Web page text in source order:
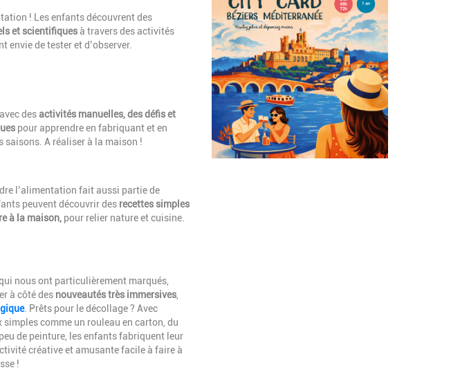
! Les enfants découvrent des
et scientifiquesà travers des activités
envie de tester et d’observer.
desactivités manuelles, des défis et
pour apprendre en fabriquant et en
saisons. A réaliser à la maison !
l’alimentation fait aussi partie de
peuvent découvrir des recettes simples
à la maison, pour relier nature et cuisine.
nous ont particulièrement marqués,
à côté des nouveautés très immersives,
. Prêts pour le décollage ? Avec
comme un rouleau en carton, du
de peinture, les enfants fabriquent leur
créative et amusante facile à faire à
!